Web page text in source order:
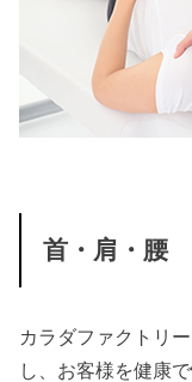
首・肩・腰
カラダファクトリ
し、お客様を健康